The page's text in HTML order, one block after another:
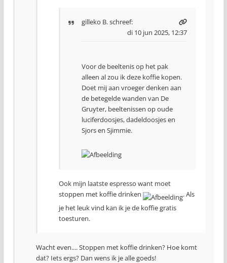
gilleko B.schreef:
di 10 jun 2025, 12:37
Voor de beeltenis op het pak
alleen al zou ik deze koffie kopen.
Doet mij aan vroeger denken aan
de betegelde wanden van De
Gruyter, beeltenissen op oude
luciferdoosjes, dadeldoosjes en
Sjors en Sjimmie.
Ook mijn laatste espresso want moet
stoppen met koffie drinken
. Als
je het leuk vind kan ik je de koffie gratis
toesturen.
Wacht even.... Stoppen met koffie drinken? Hoe komt
dat? Iets ergs? Dan wens ik je alle goeds!